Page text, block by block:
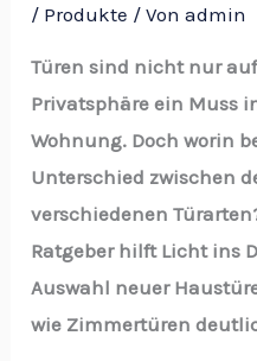
/ Produkte / Vonadmin
Türen sind nicht nur
Privatsphäre ein Muss
Wohnung. Doch worin
Unterschied zwischen
verschiedenen
Ratgeber hilft Licht ins
Auswahl neuer
wie Zimmertüren